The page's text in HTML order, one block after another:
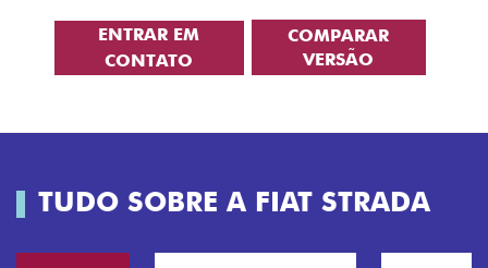
ENTRAR EM
CONTATO
COMPARAR
VERSÃO
TUDO SOBRE A FIAT STRADA